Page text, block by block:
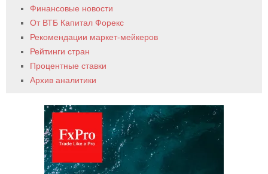
Финансовые новости
От ВТБ Капитал Форекс
Рекомендации маркет-мейкеров
Рейтинги стран
Процентные ставки
Архив аналитики